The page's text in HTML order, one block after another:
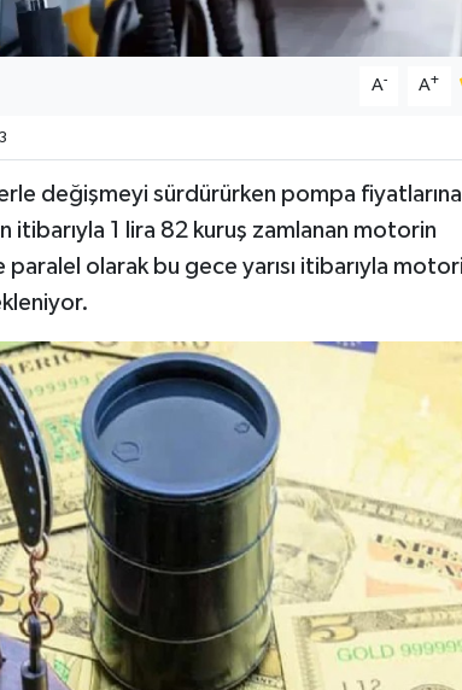
A- A+
değişmeyi sürdürürken pompa
itibarıyla 1 lira 82 kuruş zamlanan motorin
olarak bu gece yarısı itibarıyla